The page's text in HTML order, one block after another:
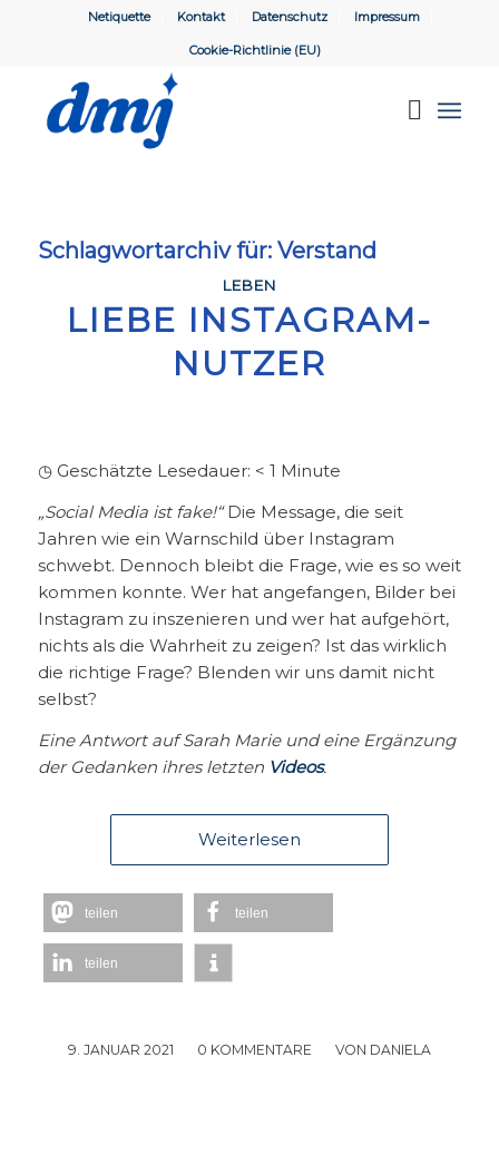
Netiquette Kontakt Datenschutz Impressum
Cookie-Richtlinie (EU)
Schlagwortarchiv für: Verstand
LEBEN
LIEBE INSTAGRAM-
NUTZER
◷ Geschätzte Lesedauer: < 1 Minute
„Social Media ist fake!“Die Message, die seit
Jahren wie ein Warnschild über Instagram
schwebt. Dennoch bleibt die Frage, wie es so weit
kommen konnte. Wer hat angefangen, Bilder bei
Instagram zu inszenieren und wer hat aufgehört,
nichts als die Wahrheit zu zeigen? Ist das wirklich
die richtige Frage? Blenden wir uns damit nicht
selbst?
Eine Antwort auf Sarah Marie und eine Ergänzung
der Gedanken ihres letzten Videos.
Weiterlesen
teilen teilen
teilen
9. JANUAR 2021
/ 0 KOMMENTARE
/ VON DANIELA